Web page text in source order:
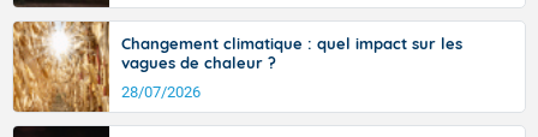
Changement climatique : quel impact sur les
vagues de chaleur ?
28/07/2026